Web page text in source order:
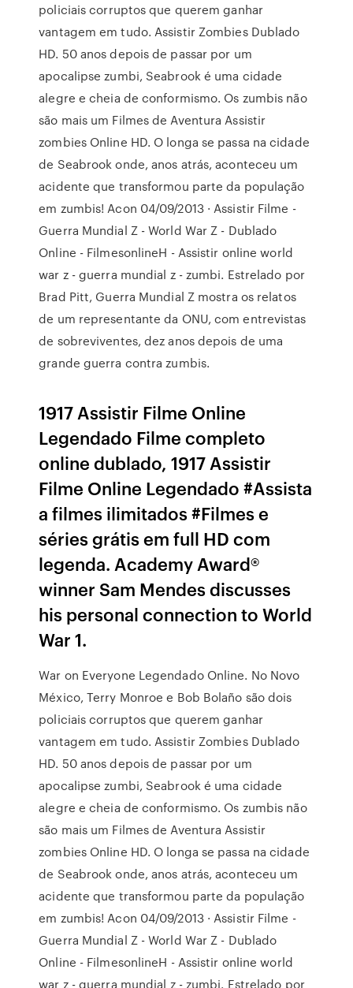
policiais corruptos que querem ganhar
vantagem em tudo. Assistir Zombies Dublado
HD. 50 anos depois de passar por um
apocalipse zumbi, Seabrook é uma cidade
alegre e cheia de conformismo. Os zumbis não
são mais um Filmes de Aventura Assistir
zombies Online HD. O longa se passa na cidade
de Seabrook onde, anos atrás, aconteceu um
acidente que transformou parte da população
em zumbis! Acon 04/09/2013 · Assistir Filme -
Guerra Mundial Z - World War Z - Dublado
Online - FilmesonlineH - Assistir online world
war z - guerra mundial z - zumbi. Estrelado por
Brad Pitt, Guerra Mundial Z mostra os relatos
de um representante da ONU, com entrevistas
de sobreviventes, dez anos depois de uma
grande guerra contra zumbis.
1917 Assistir Filme Online
Legendado Filme completo
online dublado, 1917 Assistir
Filme Online Legendado #Assista
a filmes ilimitados #Filmes e
séries grátis em full HD com
legenda. Academy Award®
winner Sam Mendes discusses
his personal connection to World
War 1.
War on Everyone Legendado Online. No Novo
México, Terry Monroe e Bob Bolaño são dois
policiais corruptos que querem ganhar
vantagem em tudo. Assistir Zombies Dublado
HD. 50 anos depois de passar por um
apocalipse zumbi, Seabrook é uma cidade
alegre e cheia de conformismo. Os zumbis não
são mais um Filmes de Aventura Assistir
zombies Online HD. O longa se passa na cidade
de Seabrook onde, anos atrás, aconteceu um
acidente que transformou parte da população
em zumbis! Acon 04/09/2013 · Assistir Filme -
Guerra Mundial Z - World War Z - Dublado
Online - FilmesonlineH - Assistir online world
war z - guerra mundial z - zumbi. Estrelado por